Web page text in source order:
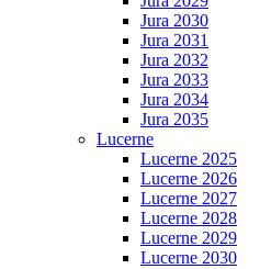
Jura 2030
Jura 2031
Jura 2032
Jura 2033
Jura 2034
Jura 2035
Lucerne
Lucerne 2025
Lucerne 2026
Lucerne 2027
Lucerne 2028
Lucerne 2029
Lucerne 2030